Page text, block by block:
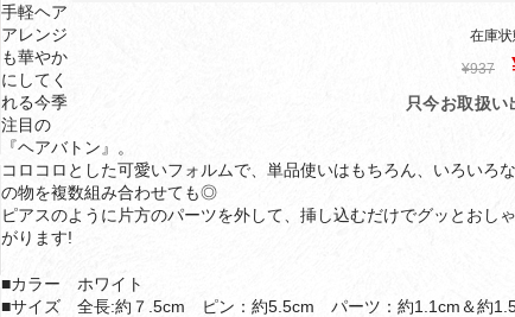
在庫
¥937
只今お取扱い
手軽ヘア
アレンジ
も華やか
にしてく
れる今季
注目の
『ヘアバトン』。
コロコロとした可愛いフォルムで、単品使いはもちろん、いろいろ
の物を複数組み合わせても◎
ピアスのように片方のパーツを外して、挿し込むだけでグッとおし
がります!
■カラー ホワイト
■サイズ 全長:約７.5cm ピン：約5.5cm パーツ：約1.1cm＆約